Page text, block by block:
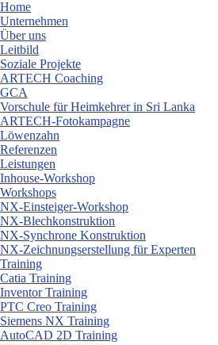
Skip
to
content
Home
Unternehmen
Über uns
Leitbild
Soziale Projekte
ARTECH Coaching
GCA
Vorschule für Heimkehrer in Sri Lanka
ARTECH-Fotokampagne
Löwenzahn
Referenzen
Leistungen
Inhouse-Workshop
Workshops
NX-Einsteiger-Workshop
NX-Blechkonstruktion
NX-Synchrone Konstruktion
NX-Zeichnungserstellung für Experten
Training
Catia Training
Inventor Training
PTC Creo Training
Siemens NX Training
AutoCAD 2D Training